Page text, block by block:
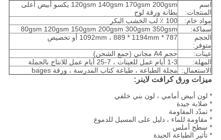
اسم
المنتجات:
120gsm 140gsm 170gsm 200gsm يكسو أبيض أعلى
بطانة ورقة لوح
مواد خام:
100 ٪ لب الخشب البكر
سماكة:
80gsm 120gsm 150gsm 200gsm 300gsm 350gsm
الحجم
متوفر:
787 * 1092mm ، 889 * 1194mm أو تخصيص
عينات:
حجم A4 مجاني (جمع الشحن)
المهلة:
1-3 أيام عمل للعينات ، 7-25 أيام عمل للانتاج بالجملة
الاستعمال:
مجلة الطباعة ، طباعة كتاب المدرسة ، ورقة bages
ميزات ورق كرافت لاينر:
* لون أبيض أمامي ، لون بني خلفي
* صلابة جيدة
* تمدّد المقاومة
* مقاومة للماء ، دليل على المسيل للدموع
* سطح أملس
* تأثير الطباعة الجيدة